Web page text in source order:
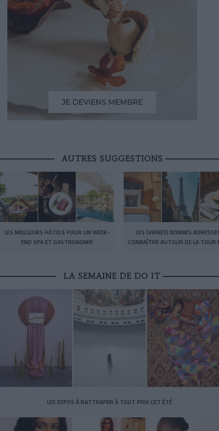
AUTRES SUGGESTIONS
LES MEILLEURS HÔTELS POUR UN WEEK-
END SPA ET GASTRONOMIE
LES (VRAIES) BONNES
CONNAÎTRE AUTOUR DE LA TOUR
LA SEMAINE DE DO IT
LES EXPOS À RATTRAPER À TOUT PRIX CET ÉTÉ